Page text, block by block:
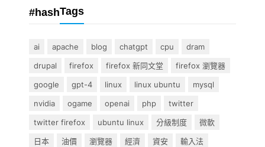
#hashTags
ai apache blog chatgpt cpu
dram
drupal
firefox firefox 新同文堂
firefox 瀏覽器
google
gpt-4 linux linux ubuntu
mysql
nvidia
ogame openai php
twitter
twitter firefox
ubuntu linux 分級制度
微軟
日本
油價 瀏覽器 經濟 資安 輸入法